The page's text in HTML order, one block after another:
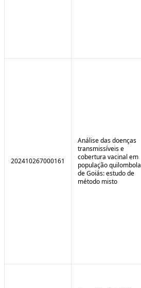
202410267000161
Análise das doenças
transmissíveis e
cobertura vacinal em
população quilombola
de Goiás: estudo de
método misto